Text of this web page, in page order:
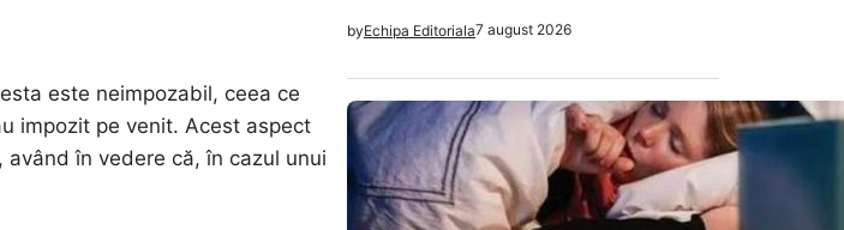
este neimpozabil, ceea ce
impozit pe venit. Acest aspect
în vedere că, în cazul unui
byEchipa Editoriala7 august 2026